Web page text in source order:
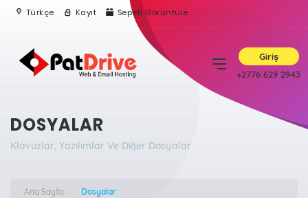
Türkçe Kayıt Sepeti Görüntüle
Giriş
+2776 629 2943
DOSYALAR
Klavuzlar, Yazılımlar Ve Diğer Dosyalar
Ana Sayfa Dosyalar